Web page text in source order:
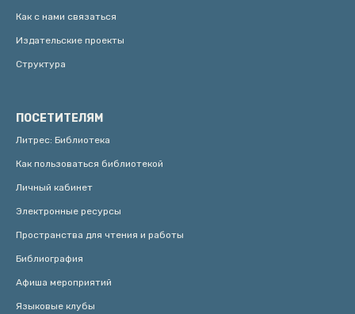
Как с нами связаться
Издательские проекты
Структура
ПОСЕТИТЕЛЯМ
Литрес: Библиотека
Как пользоваться библиотекой
Личный кабинет
Электронные ресурсы
Пространства для чтения и работы
Библиография
Афиша мероприятий
Языковые клубы